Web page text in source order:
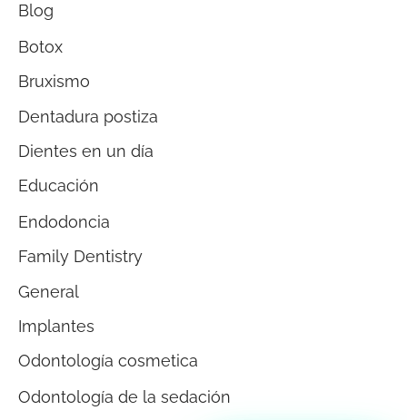
Blog
Botox
Bruxismo
Dentadura postiza
Dientes en un día
Educación
Endodoncia
Family Dentistry
General
Implantes
Odontología cosmetica
Odontología de la sedación